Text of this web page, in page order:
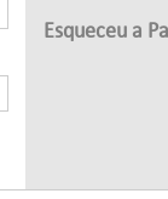
Esqueceu a